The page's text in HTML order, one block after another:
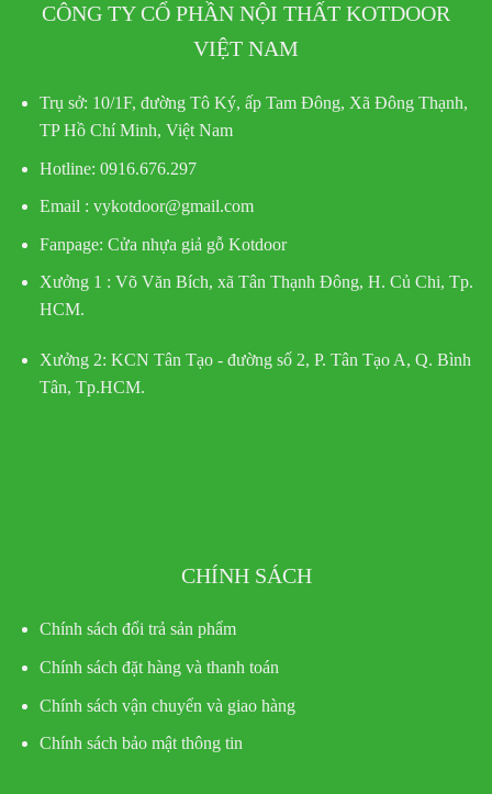
CÔNG TY CỔ PHẦN NỘI THẤT KOTDOOR
VIỆT NAM
Trụ sở: 10/1F, đường Tô Ký, ấp Tam Đông, Xã Đông Thạnh,
TP Hồ Chí Minh, Việt Nam
Hotline: 0916.676.297
Email : vykotdoor@gmail.com
Fanpage: Cửa nhựa giả gỗ Kotdoor
Xưởng 1 : Võ Văn Bích, xã Tân Thạnh Đông, H. Củ Chi, Tp.
HCM.
Xưởng 2: KCN Tân Tạo - đường số 2, P. Tân Tạo A, Q. Bình
Tân, Tp.HCM.
CHÍNH SÁCH
Chính sách đổi trả sản phẩm
Chính sách đặt hàng và thanh toán
Chính sách vận chuyển và giao hàng
Chính sách bảo mật thông tin